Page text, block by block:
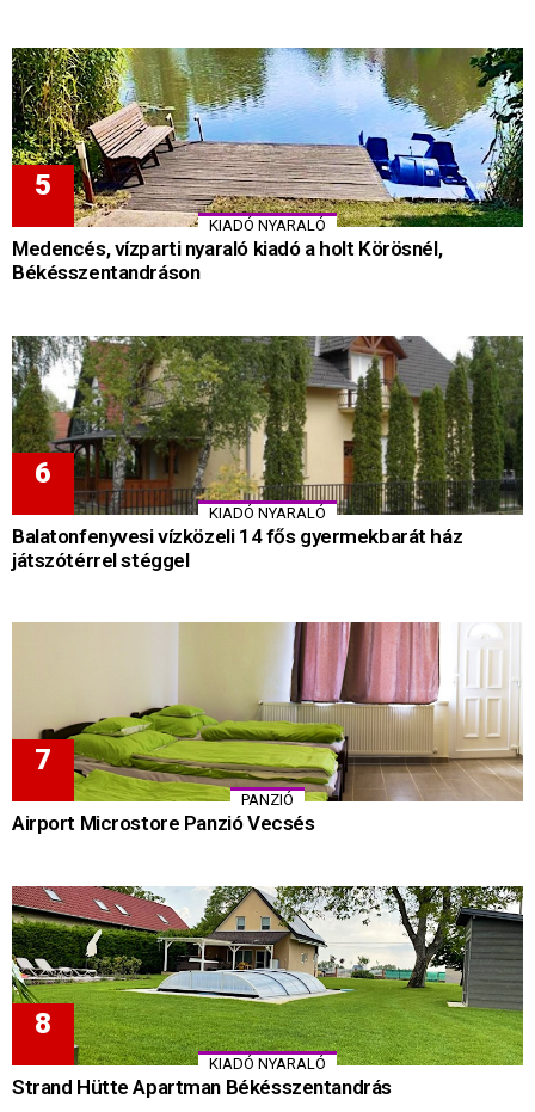
KIADÓ NYARALÓ
Medencés, vízparti nyaraló kiadó a holt Körösnél,
Békésszentandráson
KIADÓ NYARALÓ
Balatonfenyvesi vízközeli 14 fős gyermekbarát ház
játszótérrel stéggel
PANZIÓ
Airport Microstore Panzió Vecsés
KIADÓ NYARALÓ
Strand Hütte Apartman Békésszentandrás